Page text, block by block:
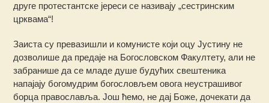
друге протестантске јереси се називају „сестринским
црквама“!
Заиста су превазишли и комунисте који оцу Јустину не
дозволише да предаје на Богословском Факултету, али не
забранише да се младе душе будућих свештеника
напајају богомудрим богословљем овога неустрашивог
борца православља. Још ћемо, не дај Боже, дочекати да